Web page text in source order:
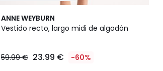
ANNE WEYBURN
Vestido recto, largo midi de algodón
59.99 € 23.99 € -60%
4,3
/ 5